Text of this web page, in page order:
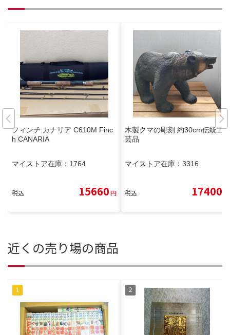
フィンチ カナリア C610M Finc
h CANARIA
マイストア在庫： 1764
税込 15660円
木製クマの彫刻 約30cm伝統工
芸品
マイストア在庫： 3316
税込 17400
近くの売り場の商品